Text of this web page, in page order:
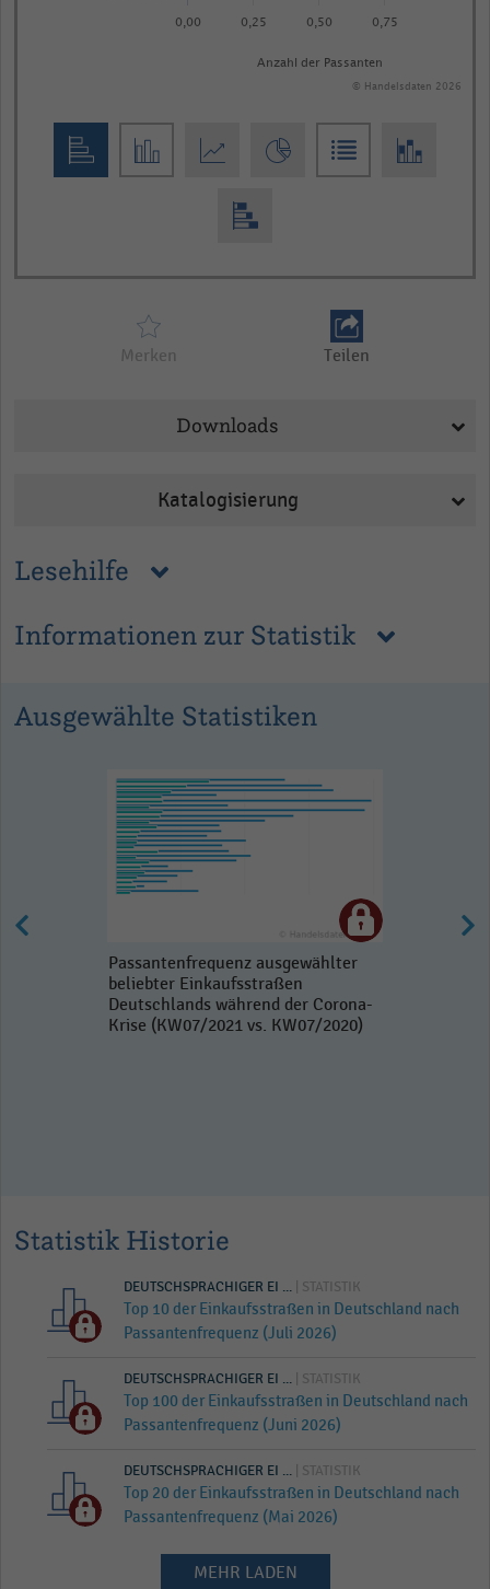
Lesehilfe
Informationen zur Statistik
Anzahl der Passanten
0,00 0,25 0,50 0,75
© Handelsdaten 2026
interactive
Merken Teilen
Downloads
Katalogisierung
Ausgewählte Statistiken
Passantenfrequenz ausgewählter
beliebter Einkaufsstraßen
Deutschlands während der Corona-
Krise (KW07/2021 vs. KW07/2020)
Statistik Historie
DEUTSCHSPRACHIGER EI ... | STATISTIK
Top 10 der Einkaufsstraßen in Deutschland nach
Passantenfrequenz (Juli 2026)
DEUTSCHSPRACHIGER EI ... | STATISTIK
Top 100 der Einkaufsstraßen in Deutschland nach
Passantenfrequenz (Juni 2026)
DEUTSCHSPRACHIGER EI ... | STATISTIK
Top 20 der Einkaufsstraßen in Deutschland nach
Passantenfrequenz (Mai 2026)
MEHR LADEN